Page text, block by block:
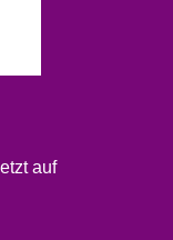
auf